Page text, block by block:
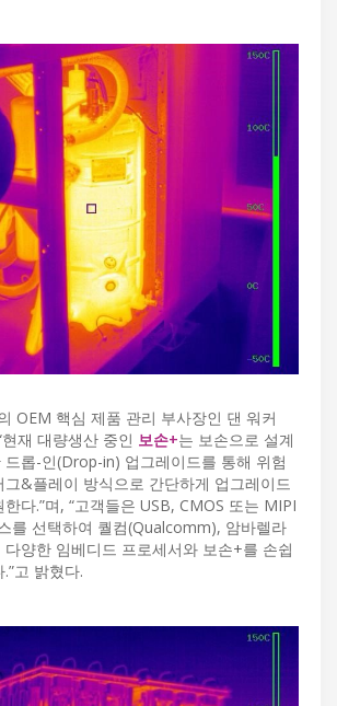
OEM 핵심 제품 관리 부사장인 댄 워커
재 대량생산 중인 보손+는 보손으로 설계
드롭-인(Drop-in) 업그레이드를 통해 위험
그&플레이 방식으로 간단하게 업그레이드
다.”며, “고객들은 USB, CMOS 또는 MIPI
를 선택하여 퀄컴(Qualcomm), 암바렐라
양한 임베디드 프로세서와 보손+를 손쉽
고 밝혔다.